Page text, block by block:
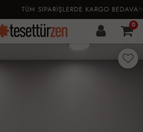
TÜM SİPARİŞLERDE KARGO BEDAVA✨
0